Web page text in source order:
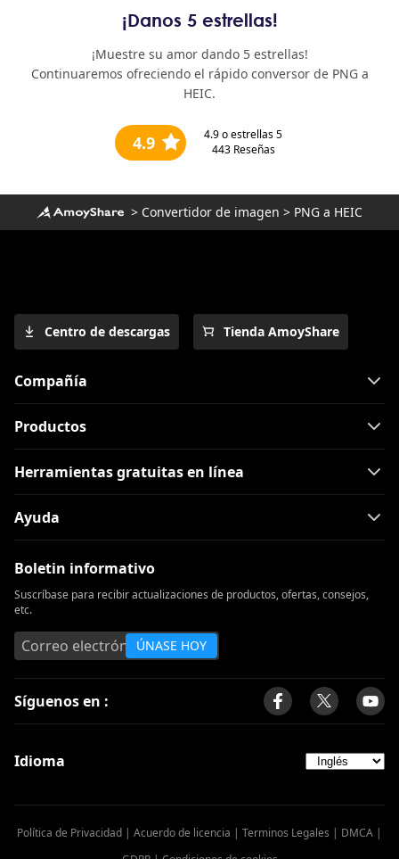
¡Danos 5 estrellas!
¡Muestre su amor dando 5 estrellas!
Continuaremos ofreciendo el rápido conversor de PNG a
HEIC.
4.9 4.9o estrellas 5
443Reseñas
> Convertidor de imagen > PNG a HEIC
Centro de descargas Tienda AmoyShare
Compañía
Productos
Herramientas gratuitas en línea
Ayuda
Boletin informativo
Suscríbase para recibir actualizaciones de productos, ofertas, consejos,
etc.
ÚNASE HOY
Síguenos en :
Idioma
Política de Privacidad | Acuerdo de licencia | Terminos Legales | DMCA |